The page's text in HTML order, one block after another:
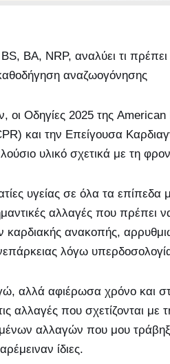
BA, NRP, αναλύει τι πρέπει
αναζωογόνησης
Οδηγίες 2025 της
και την Επείγουσα
υλικό σχετικά με τη
υγείας σε όλα τα
αλλαγές που πρέπει
καρδιακής ανακοπής,
λόγω
αλλά αφιέρωσα χρόνο
αλλαγές που σχετίζονται
αλλαγών που μου
ίδιες.